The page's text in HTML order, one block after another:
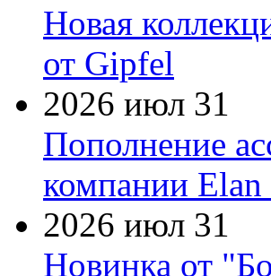
Новая
от Gipfel
2026 июл 31
Пополнение
компании
2026 июл 31
Новинка от